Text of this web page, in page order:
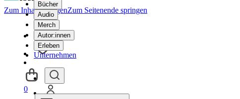
Bücher
Audio
Merch
Autor:innen
Erleben
Unternehmen
Zum Inhalt springenZum Seitenende springen
0